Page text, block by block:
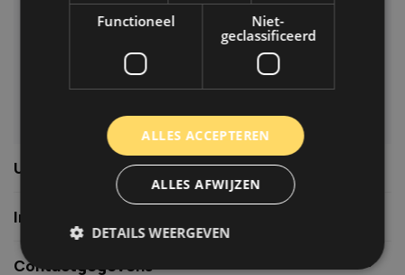
Veelgestelde vragen
06-39119169
info@autoklusser.nl
Usefull links
Informatie
Contactgegevens
Functioneel
Niet-
geclassificeerd
ALLES ACCEPTEREN
ALLES AFWIJZEN
DETAILS WEERGEVEN